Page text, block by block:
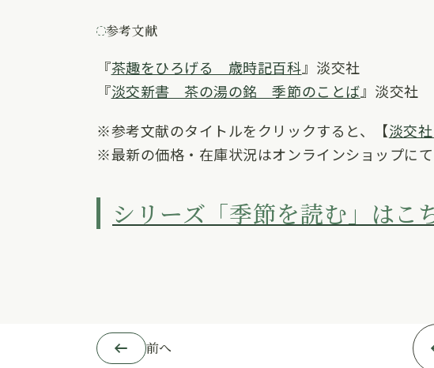
参考文献
『茶趣をひろげる 歳時記百科』淡交社
『淡交新書 茶の湯の銘 季節のことば』淡交社
※参考文献のタイトルをクリックすると、【淡交
※最新の価格・在庫状況はオンラインショップにて
シリーズ「季節を読む」はこ
前へ